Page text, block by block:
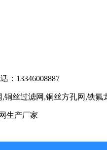
：13346008887
丝过滤网,铜丝方孔网,铁氟
生产厂家